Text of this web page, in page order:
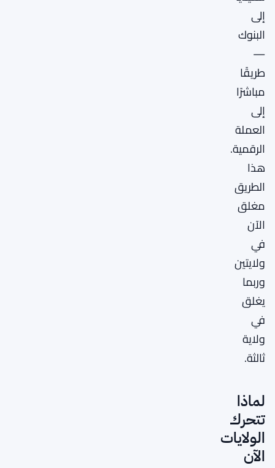
إلى
البنوك
—
طريقًا
مباشرًا
إلى
العملة
الرقمية.
هذا
الطريق
مغلق
الآن
في
ولايتين
وربما
يغلق
في
ولاية
ثالثة.
لماذا
تتحرك
الولايات
الآن